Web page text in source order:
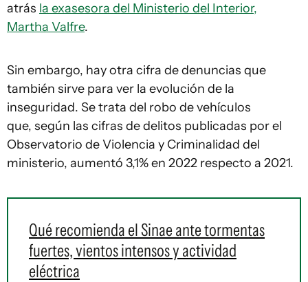
atrás la exasesora del Ministerio del Interior,
Martha Valfre.
Sin embargo, hay otra cifra de denuncias que
también sirve para ver la evolución de la
inseguridad. Se trata del robo de vehículos
que, según las cifras de delitos publicadas por el
Observatorio de Violencia y Criminalidad del
ministerio, aumentó 3,1% en 2022 respecto a 2021.
Qué recomienda el Sinae ante tormentas
fuertes, vientos intensos y actividad
eléctrica